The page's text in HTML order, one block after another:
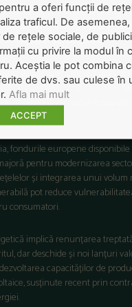
de cercetare al Energy
ânia riscă să rămânăîn urm
în surse curate.
de cărbune este din ceîn ce
un calendar clar de tranziție,
imposibilă, iar costurile sociale
fondurile europene
pentru modernizarea
și integrarea unui volum
pot reduce
consumatori.
implică renunțarea
dar deschide și noi lanțuri
capacităților de
susținute recent prin
a oferi funcții de
traficul. De
de rețele sociale, de
cu privire la modul în
Aceștia le pot combina
de dvs. sau culese în
Afla mai mult
ACCEPT